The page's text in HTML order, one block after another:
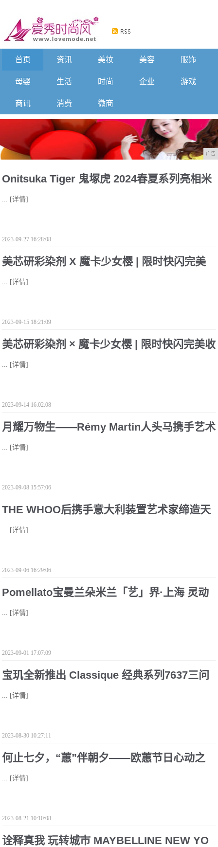
首页 资讯 美妆 美容 服饰
母婴 生活 时尚 企业 游戏
商讯 消费 微商
广告
Onitsuka Tiger 鬼塚虎 2024春夏系列亮相米
... [详情]
2023-09-27 16:28:08
美芯研彩染剂 X 魔卡少女樱 | 限时快闪完美
... [详情]
2023-09-15 18:21:09
美芯研彩染剂 × 魔卡少女樱 | 限时快闪完美收
... [详情]
2023-09-14 16:02:08
月耀万物生——Rémy Martin人头马携手艺术
... [详情]
2023-09-08 15:57:06
THE WHOO后携手意大利装置艺术家缔造天
... [详情]
2023-09-06 16:29:06
Pomellato宝曼兰朵米兰「艺」界·上海 灵动
... [详情]
2023-09-01 17:07:09
宝玑全新推出 Classique 经典系列7637三问
... [详情]
2023-08-30 10:27:11
何止七夕，“蕙”伴朝夕——欧蕙节日心动之
... [详情]
2023-08-21 10:10:08
诠释真我 玩转城市 MAYBELLINE NEW YO